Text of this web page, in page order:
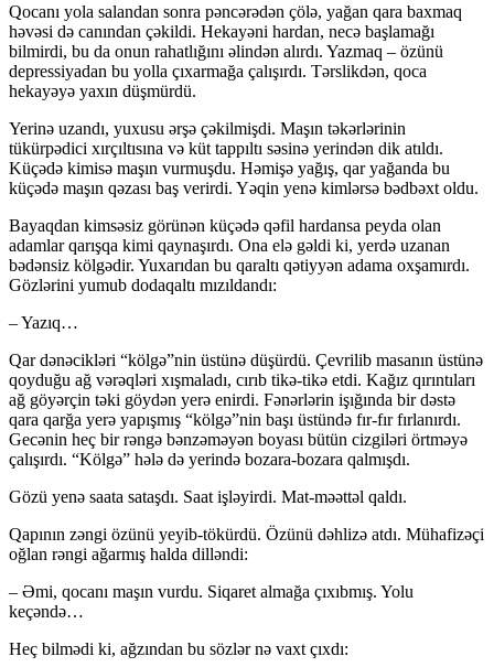
Qocanı yola salandan sonra pəncərədən çölə, yağan qara baxmaq
həvəsi də canından çəkildi. Hekayəni hardan, necə başlamağı
bilmirdi, bu da onun rahatlığını əlindən alırdı. Yazmaq – özünü
depressiyadan bu yolla çıxarmağa çalışırdı. Tərslikdən, qoca
hekayəyə yaxın düşmürdü.
Yerinə uzandı, yuxusu ərşə çəkilmişdi. Maşın təkərlərinin
tükürpədici xırçıltısına və küt tappıltı səsinə yerindən dik atıldı.
Küçədə kimisə maşın vurmuşdu. Həmişə yağış, qar yağanda bu
küçədə maşın qəzası baş verirdi. Yəqin yenə kimlərsə bədbəxt oldu.
Bayaqdan kimsəsiz görünən küçədə qəfil hardansa peyda olan
adamlar qarışqa kimi qaynaşırdı. Ona elə gəldi ki, yerdə uzanan
bədənsiz kölgədir. Yuxarıdan bu qaraltı qətiyyən adama oxşamırdı.
Gözlərini yumub dodaqaltı mızıldandı:
– Yazıq…
Qar dənəcikləri “kölgə”nin üstünə düşürdü. Çevrilib masanın üstünə
qoyduğu ağ vərəqləri xışmaladı, cırıb tikə-tikə etdi. Kağız qırıntıları
ağ göyərçin təki göydən yerə enirdi. Fənərlərin işığında bir dəstə
qara qarğa yerə yapışmış “kölgə”nin başı üstündə fır-fır fırlanırdı.
Gecənin heç bir rəngə bənzəməyən boyası bütün cizgiləri örtməyə
çalışırdı. “Kölgə” hələ də yerində bozara-bozara qalmışdı.
Gözü yenə saata sataşdı. Saat işləyirdi. Mat-məəttəl qaldı.
Qapının zəngi özünü yeyib-tökürdü. Özünü dəhlizə atdı. Mühafizəçi
oğlan rəngi ağarmış halda dilləndi:
– Əmi, qocanı maşın vurdu. Siqaret almağa çıxıbmış. Yolu
keçəndə…
Heç bilmədi ki, ağzından bu sözlər nə vaxt çıxdı: